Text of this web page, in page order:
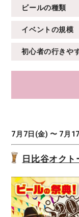
ビールの種類
イベントの規模
初心者の行きや
7月7日(金) 〜 7月
日比谷オク